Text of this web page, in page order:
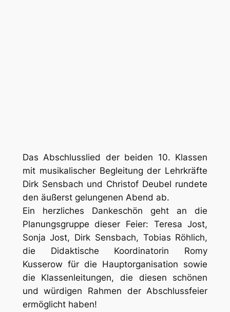
Das Abschlusslied der beiden 10. Klassen
mit musikalischer Begleitung der Lehrkräfte
Dirk Sensbach und Christof Deubel rundete
den äußerst gelungenen Abend ab.
Ein herzliches Dankeschön geht an die
Planungsgruppe dieser Feier: Teresa Jost,
Sonja Jost, Dirk Sensbach, Tobias Röhlich,
die Didaktische Koordinatorin Romy
Kusserow für die Hauptorganisation sowie
die Klassenleitungen, die diesen schönen
und würdigen Rahmen der Abschlussfeier
ermöglicht haben!